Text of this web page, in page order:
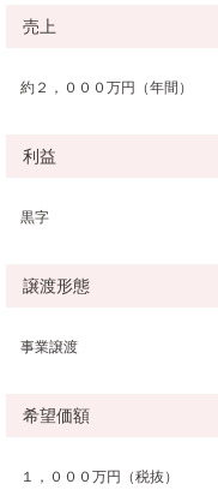
売上
約２，０００万円（年間）
利益
黒字
譲渡形態
事業譲渡
希望価額
１，０００万円（税抜）